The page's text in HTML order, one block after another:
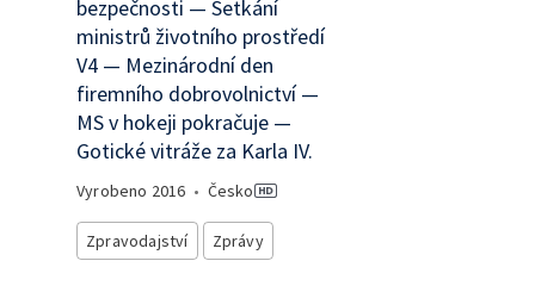
bezpečnosti — Setkání
ministrů životního prostředí
V4 — Mezinárodní den
firemního dobrovolnictví —
MS v hokeji pokračuje —
Gotické vitráže za Karla IV.
Vyrobeno 2016 • Česko
Zpravodajství Zprávy